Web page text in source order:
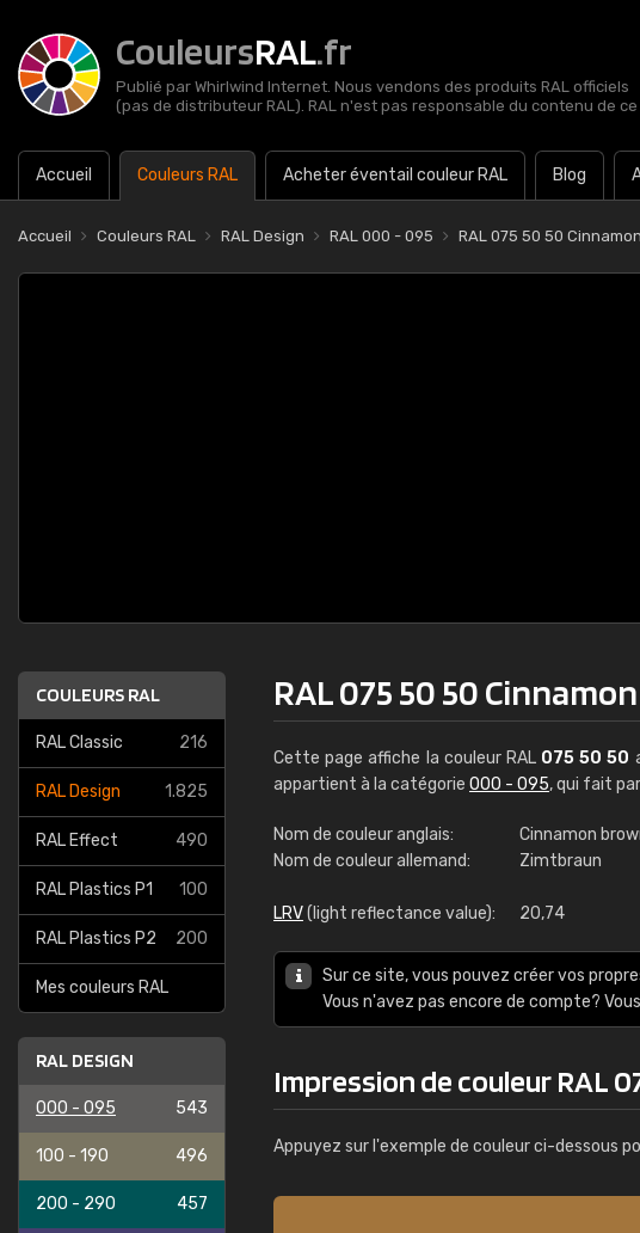
CouleursRAL.fr
Publié par Whirlwind Internet. Nous vendons des produits RAL officiels
(pas de distributeur RAL). RAL n'est pas responsable du contenu de ce
Accueil Couleurs RAL Acheter éventail couleur RAL Blog
Accueil Couleurs RAL RAL Design RAL 000 - 095 RAL 075 50 50
COULEURS RAL
RAL Classic 216
RAL Design 1.825
RAL Effect 490
RAL Plastics P1 100
RAL Plastics P2 200
Mes couleurs RAL
RAL DESIGN
000 - 095 543
100 - 190 496
200 - 290 457
RAL 075 50 50
Cette page affiche la couleur RAL 075 50 50
appartient à la catégorie 000 - 095, qui fait
Nom de couleur anglais:
Cinnamon
Nom de couleur allemand:
Zimtbraun
LRV(light reflectance value): 20,74
Sur ce site, vous pouvez créer vos
Vous n'avez pas encore de compte?
Impression de couleur RAL
Appuyez sur l'exemple de couleur ci-dessous